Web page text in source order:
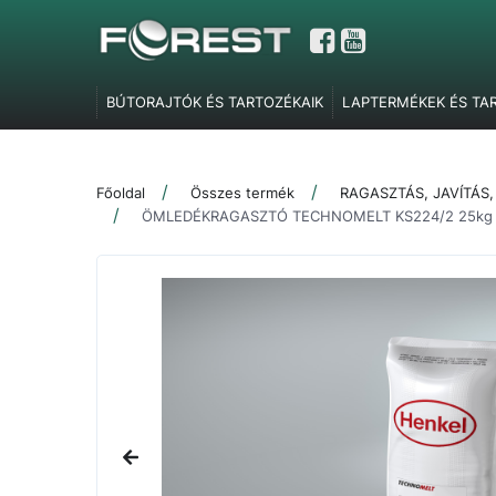
BÚTORAJTÓK ÉS TARTOZÉKAIK LAPTERMÉKEK ÉS
GARDRÓBELEMEK, POLCTARTÓK ÉS SZOBAI
SZERELVÉNYEK
IRODABÚTOR TARTOZÉKOK
Főoldal Összes termék RAGASZTÁS,
ÖMLEDÉKRAGASZTÓ TECHNOMELT KS224/2 25kg